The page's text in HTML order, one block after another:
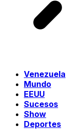
Venezuela
Mundo
EEUU
Sucesos
Show
Deportes